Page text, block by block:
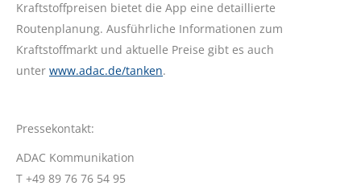
Kraftstoffpreisen bietet die App eine detaillierte
Routenplanung. Ausführliche Informationen zum
Kraftstoffmarkt und aktuelle Preise gibt es auch
unter www.adac.de/tanken.
Pressekontakt:
ADAC Kommunikation
T +49 89 76 76 54 95